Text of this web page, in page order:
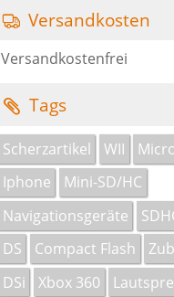
Versandkosten
Versandkostenfrei
Tags
Scherzartikel WII
Iphone
Mini-SD/HC
Navigationsgeräte
DS
Compact Flash
DSi
Xbox 360